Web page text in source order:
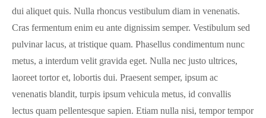
dui aliquet quis. Nulla rhoncus vestibulum diam in venenatis.
Cras fermentum enim eu ante dignissim semper. Vestibulum sed
pulvinar lacus, at tristique quam. Phasellus condimentum nunc
metus, a interdum velit gravida eget. Nulla nec justo ultrices,
laoreet tortor et, lobortis dui. Praesent semper, ipsum ac
venenatis blandit, turpis ipsum vehicula metus, id convallis
lectus quam pellentesque sapien. Etiam nulla nisi, tempor tempor